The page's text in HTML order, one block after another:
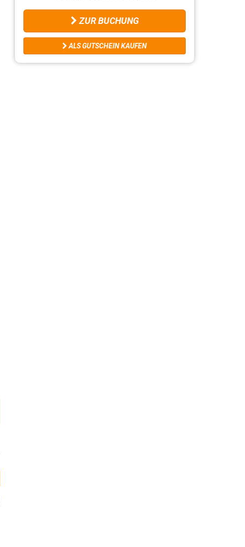
ZUR BUCHUNG
ALS GUTSCHEIN KAUFEN